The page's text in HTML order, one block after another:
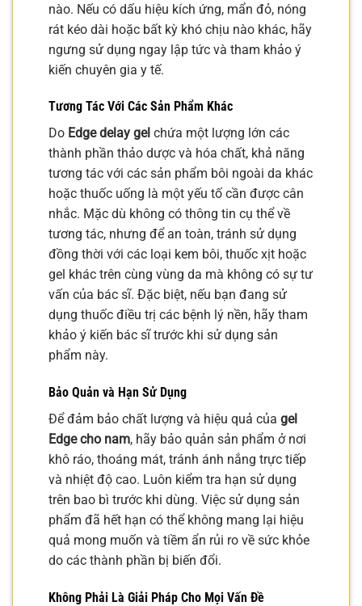
nào. Nếu có dấu hiệu kích ứng, mẩn đỏ, nóng
rát kéo dài hoặc bất kỳ khó chịu nào khác, hãy
ngưng sử dụng ngay lập tức và tham khảo ý
kiến chuyên gia y tế.
Tương Tác Với Các Sản Phẩm Khác
Do Edge delay gel chứa một lượng lớn các
thành phần thảo dược và hóa chất, khả năng
tương tác với các sản phẩm bôi ngoài da khác
hoặc thuốc uống là một yếu tố cần được cân
nhắc. Mặc dù không có thông tin cụ thể về
tương tác, nhưng để an toàn, tránh sử dụng
đồng thời với các loại kem bôi, thuốc xịt hoặc
gel khác trên cùng vùng da mà không có sự tư
vấn của bác sĩ. Đặc biệt, nếu bạn đang sử
dụng thuốc điều trị các bệnh lý nền, hãy tham
khảo ý kiến bác sĩ trước khi sử dụng sản
phẩm này.
Bảo Quản và Hạn Sử Dụng
Để đảm bảo chất lượng và hiệu quả của gel
Edge cho nam, hãy bảo quản sản phẩm ở nơi
khô ráo, thoáng mát, tránh ánh nắng trực tiếp
và nhiệt độ cao. Luôn kiểm tra hạn sử dụng
trên bao bì trước khi dùng. Việc sử dụng sản
phẩm đã hết hạn có thể không mang lại hiệu
quả mong muốn và tiềm ẩn rủi ro về sức khỏe
do các thành phần bị biến đổi.
Không Phải Là Giải Pháp Cho Mọi Vấn Đề